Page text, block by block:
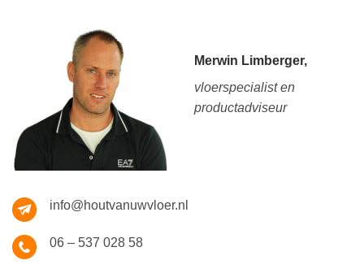
Merwin Limberger,
vloerspecialist en
productadviseur
info@houtvanuwvloer.nl
06 – 537 028 58